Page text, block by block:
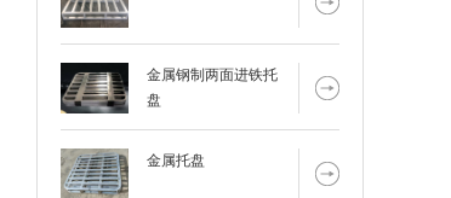
金属钢制两面进铁托
盘
金属托盘